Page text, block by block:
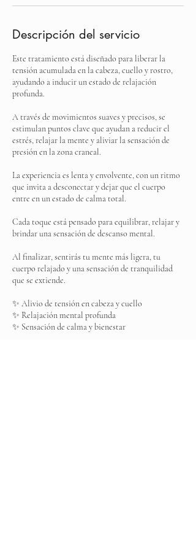
Descripción del servicio
Este tratamiento está diseñado para liberar la
tensión acumulada en la cabeza, cuello y rostro,
ayudando a inducir un estado de relajación
profunda.
A través de movimientos suaves y precisos, se
estimulan puntos clave que ayudan a reducir el
estrés, relajar la mente y aliviar la sensación de
presión en la zona craneal.
La experiencia es lenta y envolvente, con un ritmo
que invita a desconectar y dejar que el cuerpo
entre en un estado de calma total.
Cada toque está pensado para equilibrar, relajar y
brindar una sensación de descanso mental.
Al finalizar, sentirás tu mente más ligera, tu
cuerpo relajado y una sensación de tranquilidad
que se extiende.
✨ Alivio de tensión en cabeza y cuello
✨ Relajación mental profunda
✨ Sensación de calma y bienestar